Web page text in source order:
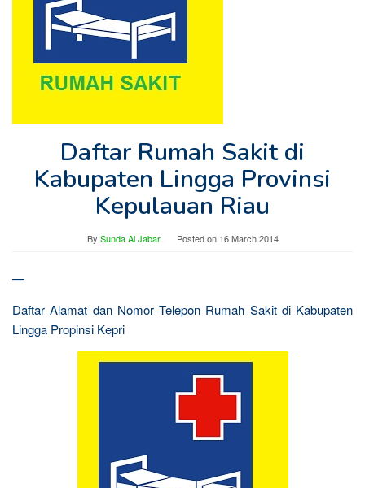
Daftar Rumah Sakit di
Kabupaten Lingga Provinsi
Kepulauan Riau
By Sunda Al Jabar Posted on 16 March 2014
—
Daftar Alamat dan Nomor Telepon Rumah Sakit di Kabupaten
Lingga Propinsi Kepri